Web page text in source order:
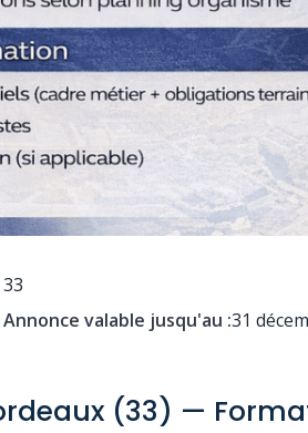
33
Annonce valable jusqu'au :31
(33) —